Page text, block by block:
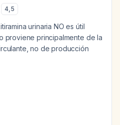
4,5
urinaria NO es útil
proviene principalmente de la
no de producción